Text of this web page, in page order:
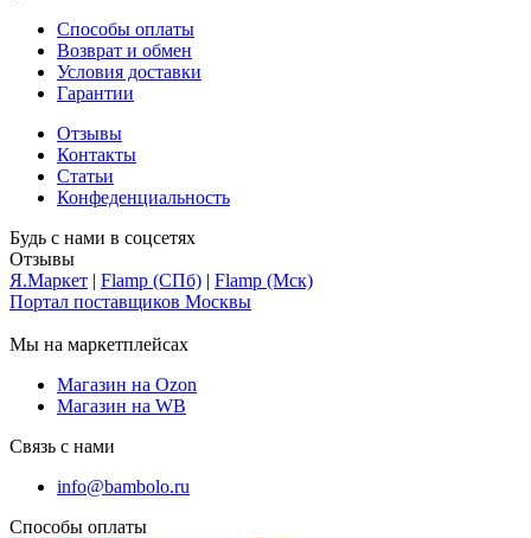
Способы оплаты
Возврат и обмен
Условия доставки
Гарантии
Отзывы
Контакты
Статьи
Конфеденциальность
Будь с нами в соцсетях
Отзывы
Я.Маркет | Flamp (СПб) | Flamp (Мск)
Портал поставщиков Москвы
Мы на маркетплейсах
Магазин на Ozon
Магазин на WB
Связь с нами
info@bambolo.ru
Способы оплаты